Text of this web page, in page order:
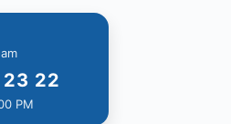
22
PM